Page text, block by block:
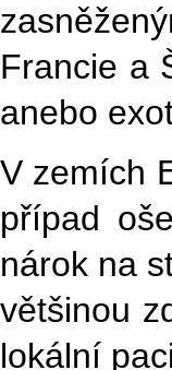
Francie a
anebo
V zemích
případ
nárok na
většinou
lokální